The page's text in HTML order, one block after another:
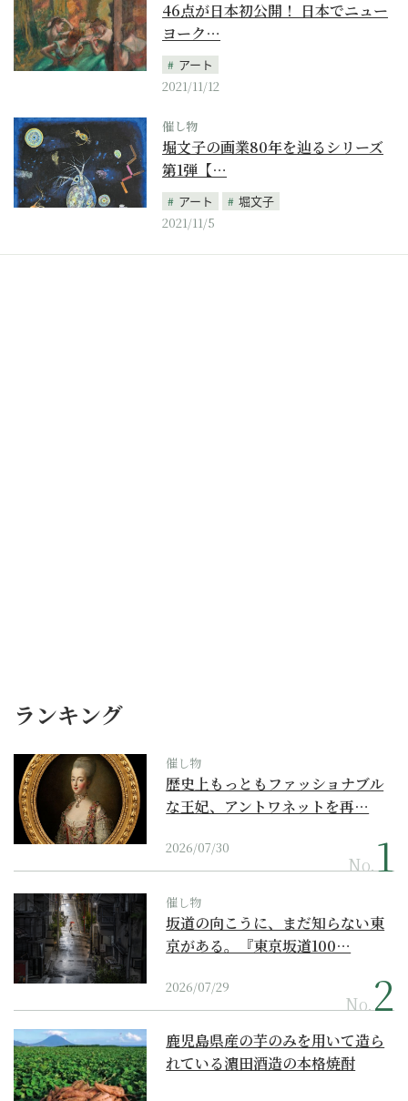
46点が日本初公開！ 日本でニュー
ヨーク…
アート
2021/11/12
催し物
堀文子の画業80年を辿るシリーズ
第1弾【…
アート
堀文子
2021/11/5
ランキング
催し物
歴史上もっともファッショナブル
な王妃、アントワネットを再…
2026/07/30
No.
催し物
坂道の向こうに、まだ知らない東
京がある。『東京坂道100…
2026/07/29
No.
鹿児島県産の芋のみを用いて造ら
れている濵田酒造の本格焼酎